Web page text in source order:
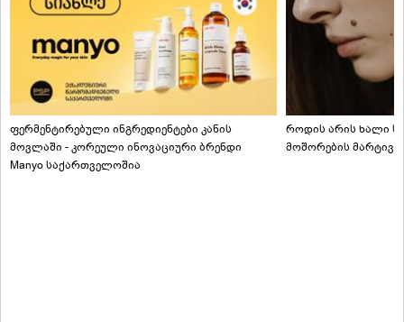
ფერმენტირებული ინგრედიენტები კანის
მოვლაში - კორეული ინოვაციური ბრენდი
Manyo საქართველოშია
როდის არის ხალი
მოშორების